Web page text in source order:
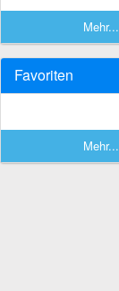
Mehr...
Favoriten
Mehr...